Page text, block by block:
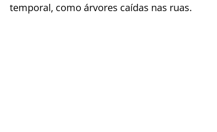
temporal, como árvores caídas nas ruas.